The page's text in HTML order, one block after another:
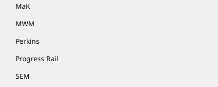
MaK
MWM
Perkins
Progress Rail
SEM